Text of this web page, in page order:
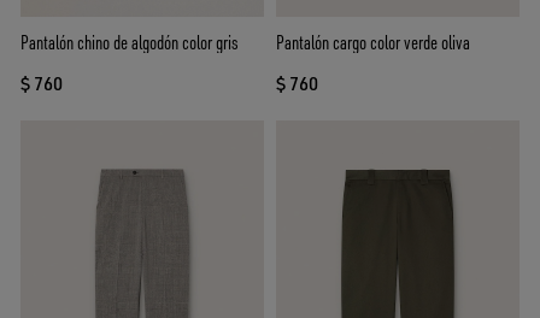
Pantalón chino de algodón color gris
$ 760
Pantalón cargo color verde oliva
$ 760